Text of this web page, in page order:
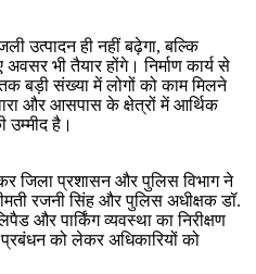
उत्पादन ही नहीं बढ़ेगा, बल्कि
भी तैयार होंगे। निर्माण कार्य से
संख्या में लोगों को काम मिलने
और आसपास के क्षेत्रों में आर्थिक
उम्मीद है।
जिला प्रशासन और पुलिस विभाग ने
रजनी सिंह और पुलिस अधीक्षक डॉ.
और पार्किंग व्यवस्था का निरीक्षण
प्रबंधन को लेकर अधिकारियों को